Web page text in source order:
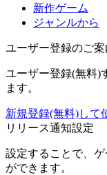
新作ゲーム
ジャンルから
ユーザー登録のご案
ユーザー登録(無料)
ます。
新規登録(無料)して
リリース通知設定
設定することで、
ができます。